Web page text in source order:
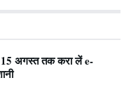
अगस्त तक करा लें e-